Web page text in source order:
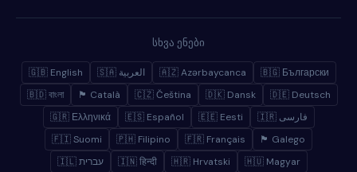
სხვა ენები
🇬🇧 English 🇸🇦 العربية 🇦🇿 Azərbaycanca
🇧🇬 Български
🇧🇩 বাংলা
🏴 Català 🇨🇿 Čeština 🇩🇰 Dansk
🇩🇪 Deutsch
🇬🇷 Ελληνικά
🇪🇸 Español 🇪🇪 Eesti
🇮🇷 فارسی
🇫🇮 Suomi
🇵🇭 Filipino 🇫🇷 Français
🏴 Galego
🇮🇱 עברית
🇮🇳 हिन्दी 🇭🇷 Hrvatski 🇭🇺 Magyar